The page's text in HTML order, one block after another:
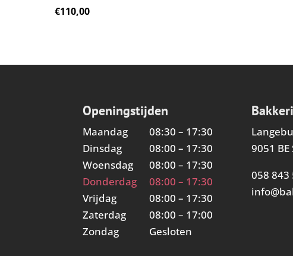
€110,00
Openingstijden
Maandag
08:30 – 17:30
Dinsdag
08:00 – 17:30
Woensdag
08:00 – 17:30
Donderdag
08:00 – 17:30
Vrijdag
08:00 – 17:30
Zaterdag
08:00 – 17:00
Zondag
Gesloten
9051 BE
058 843